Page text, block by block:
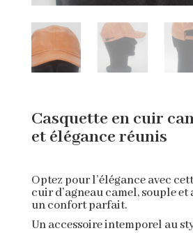
Casquette en cuir
et élégance réunis
Optez pour l’élégance avec
cuir d’agneau camel, souple
un confort parfait.
Un accessoire intemporel au